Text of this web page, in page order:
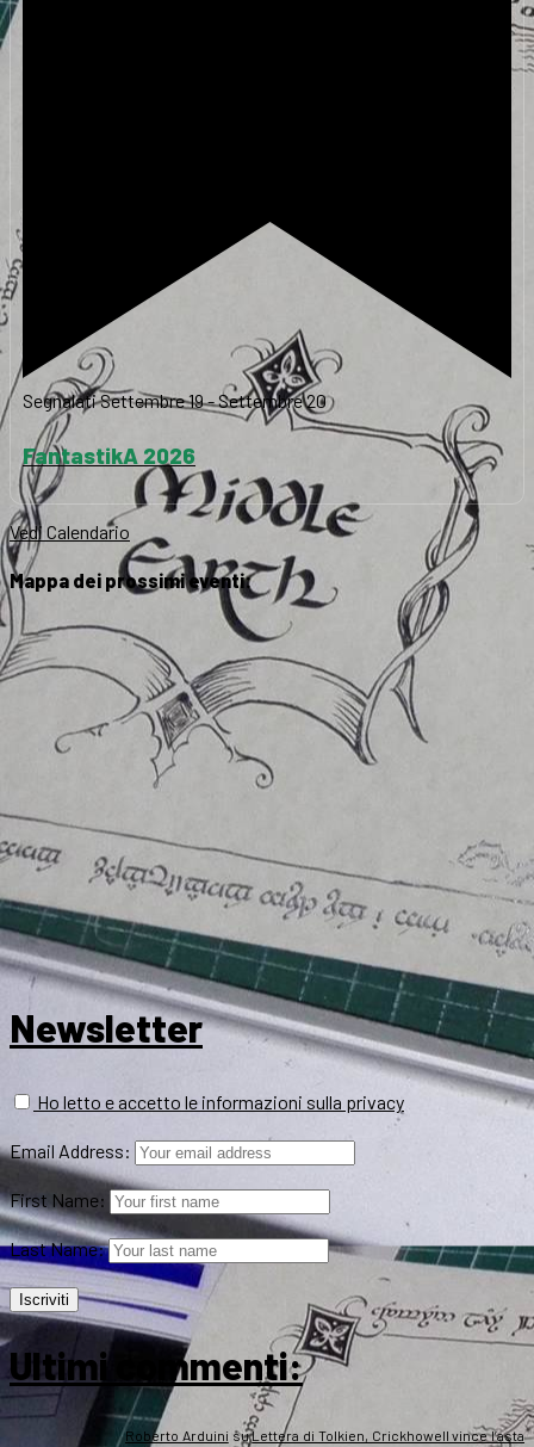
SegnalatiSettembre 19-Settembre 20
FantastikA 2026
Vedi Calendario
Mappa dei prossimi eventi:
Newsletter
Ho letto e accetto le informazioni sulla privacy
Email Address:
First Name:
Last Name:
Ultimi commenti:
Roberto Arduini suLettera di Tolkien, Crickhowell vince l’asta